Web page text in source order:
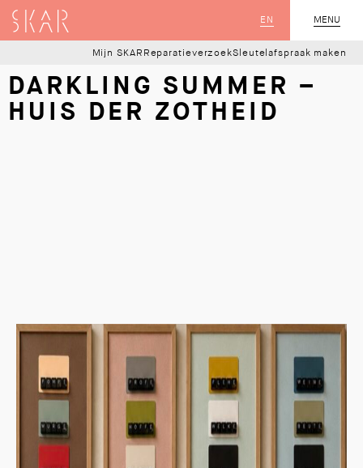
MENU
SLUIT
EN
SKAR
Mijn SKAR ReparatieverzoekSleutelafspraak maken
DARKLING SUMMER –
HUIS DER ZOTHEID